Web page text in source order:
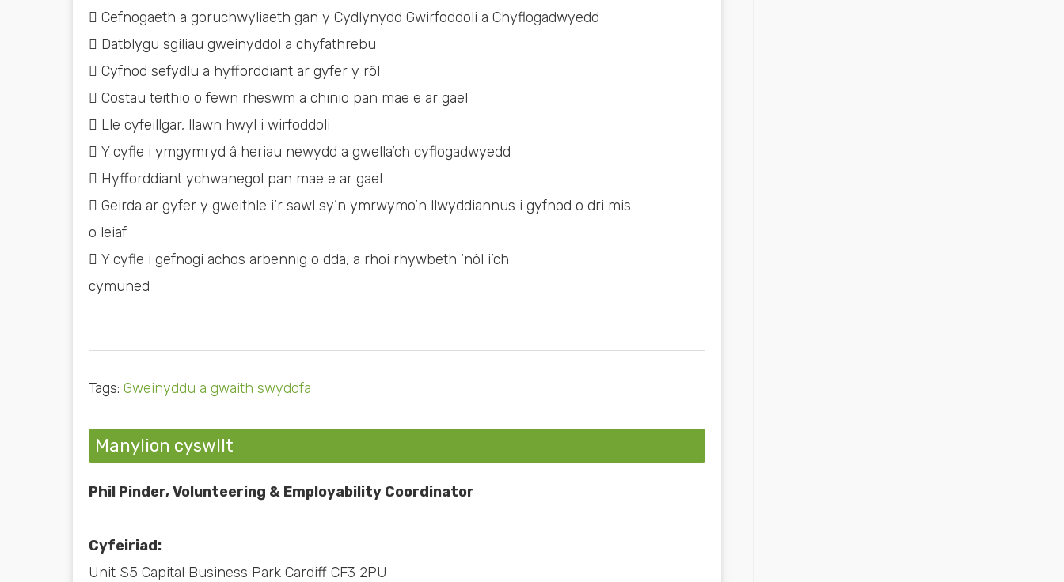
 Cefnogaeth a goruchwyliaeth gan y Cydlynydd Gwirfoddoli a Chyflogadwyedd
 Datblygu sgiliau gweinyddol a chyfathrebu
 Cyfnod sefydlu a hyfforddiant ar gyfer y rôl
 Costau teithio o fewn rheswm a chinio pan mae e ar gael
 Lle cyfeillgar, llawn hwyl i wirfoddoli
 Y cyfle i ymgymryd â heriau newydd a gwella’ch cyflogadwyedd
 Hyfforddiant ychwanegol pan mae e ar gael
 Geirda ar gyfer y gweithle i’r sawl sy’n ymrwymo’n llwyddiannus i gyfnod o dri mis
o leiaf
 Y cyfle i gefnogi achos arbennig o dda, a rhoi rhywbeth ‘nôl i’ch
cymuned
Tags: Gweinyddu a gwaith swyddfa
Manylion cyswllt
Phil Pinder, Volunteering & Employability Coordinator
Cyfeiriad:
Unit S5 Capital Business Park Cardiff CF3 2PU